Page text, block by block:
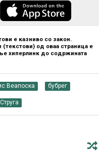
е казниво со закон.
од оваа страница е
хиперлинк до содржината
Веапоска бубрег
Струга